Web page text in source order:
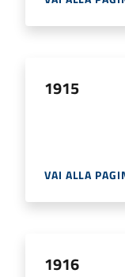
1915
VAI ALLA
1916